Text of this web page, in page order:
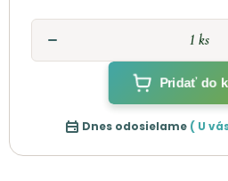
Pridať do
Dnes odosielame ( U